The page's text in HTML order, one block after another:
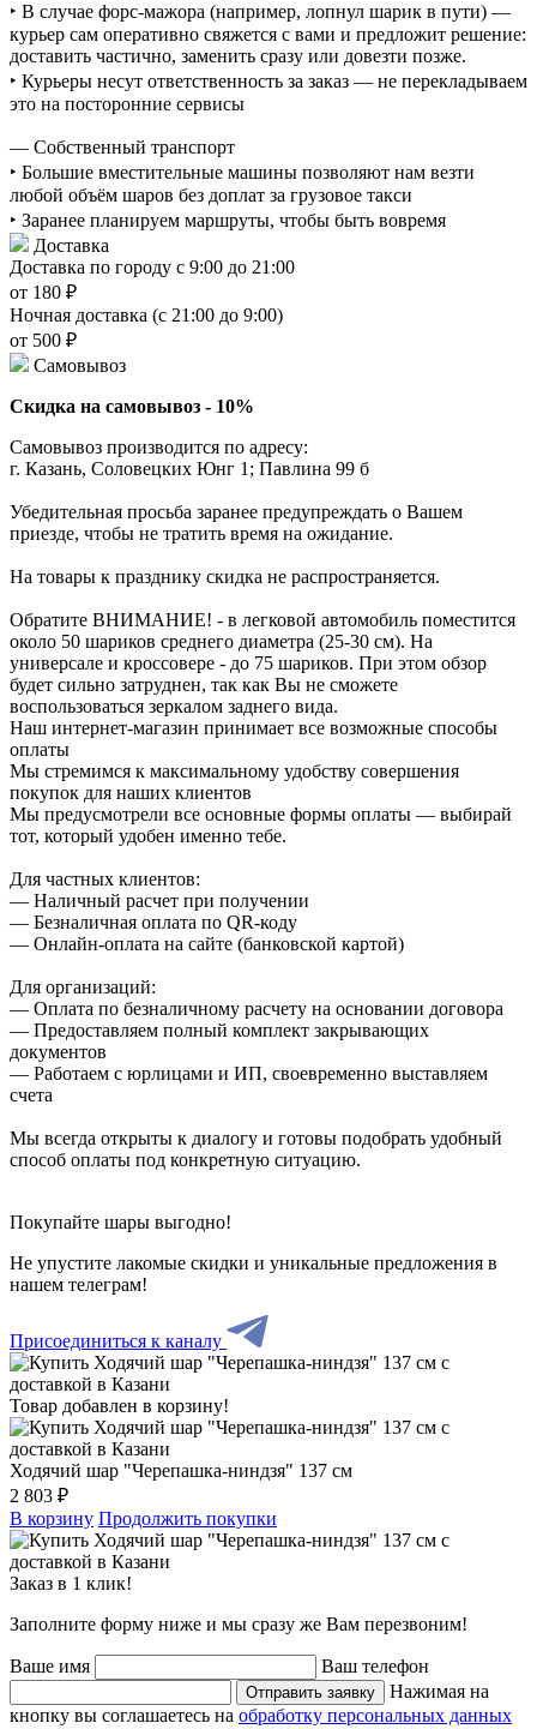
‣ В случае форс-мажора (например, лопнул шарик в пути) —
курьер сам оперативно свяжется с вами и предложит решение:
доставить частично, заменить сразу или довезти позже.
‣ Курьеры несут ответственность за заказ — не перекладываем
это на посторонние сервисы
— Собственный транспорт
‣ Большие вместительные машины позволяют нам везти
любой объём шаров без доплат за грузовое такси
‣ Заранее планируем маршруты, чтобы быть вовремя
Доставка
Доставка по городу с 9:00 до 21:00
от 180 ₽
Ночная доставка (с 21:00 до 9:00)
от 500 ₽
Самовывоз
Скидка на самовывоз - 10%
Самовывоз производится по адресу:
г. Казань, Соловецких Юнг 1; Павлина 99 б
Убедительная просьба заранее предупреждать о Вашем
приезде, чтобы не тратить время на ожидание.
На товары к празднику скидка не распространяется.
Обратите ВНИМАНИЕ! - в легковой автомобиль поместится
около 50 шариков среднего диаметра (25-30 см). На
универсале и кроссовере - до 75 шариков. При этом обзор
будет сильно затруднен, так как Вы не сможете
воспользоваться зеркалом заднего вида.
Наш интернет-магазин принимает все возможные способы
оплаты
Мы стремимся к максимальному удобству совершения
покупок для наших клиентов
Мы предусмотрели все основные формы оплаты — выбирай
тот, который удобен именно тебе.
Для частных клиентов:
— Наличный расчет при получении
— Безналичная оплата по QR-коду
— Онлайн-оплата на сайте (банковской картой)
Для организаций:
— Оплата по безналичному расчету на основании договора
— Предоставляем полный комплект закрывающих
документов
— Работаем с юрлицами и ИП, своевременно выставляем
счета
Мы всегда открыты к диалогу и готовы подобрать удобный
способ оплаты под конкретную ситуацию.
Покупайте шары выгодно!
Не упустите лакомые скидки и уникальные предложения в
нашем телеграм!
Присоединиться к каналу
Товар добавлен в корзину!
Ходячий шар "Черепашка-ниндзя" 137 см
2 803 ₽
В корзину Продолжить покупки
Заказ в 1 клик!
Заполните форму ниже и мы сразу же Вам перезвоним!
Ваше имя Ваш телефон
Отправить заявку
Нажимая на
кнопку вы соглашаетесь на обработку персональных данных